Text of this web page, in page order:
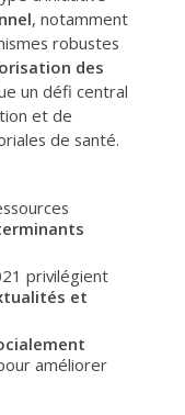
, notamment
robustes
des
un défi central
et de
de santé.
privilégient
et
améliorer